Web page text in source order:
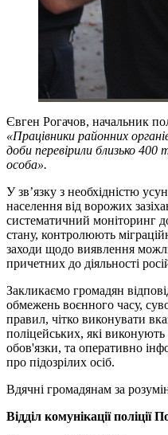
Євген Рогачов, начальник
«Працівники районних
доби перевірили близько
особа».
У зв’язку з необхідністю
населення від ворожих
систематичний моніторинг
стану, контролюють
заходи щодо виявлення
причетних до діяльності
Закликаємо громадян
обмежень воєнного часу,
правил, чітко виконувати
поліцейських, які
обов'язки, та оперативно
про підозрілих осіб.
Вдячні громадянам за
Відділ комунікації поліції